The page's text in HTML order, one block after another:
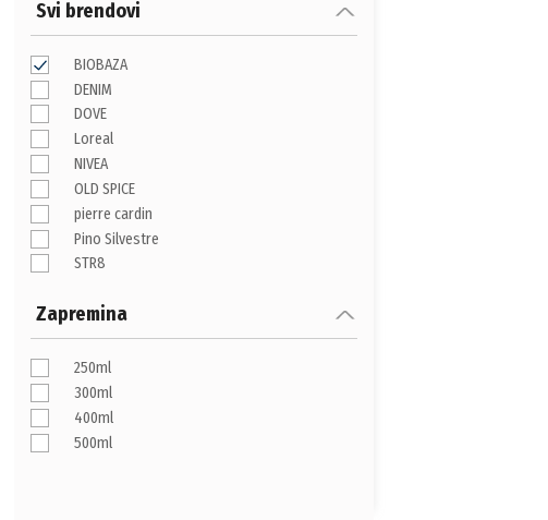
Svi brendovi
BIOBAZA
DENIM
DOVE
Loreal
NIVEA
OLD SPICE
pierre cardin
Pino Silvestre
STR8
Zapremina
250ml
300ml
400ml
500ml